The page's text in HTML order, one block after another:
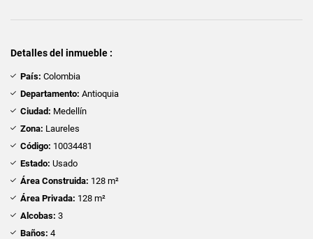
Detalles del inmueble :
País: Colombia
Departamento: Antioquia
Ciudad: Medellín
Zona: Laureles
Código: 10034481
Estado: Usado
Área Construida: 128 m²
Área Privada: 128 m²
Alcobas: 3
Baños: 4